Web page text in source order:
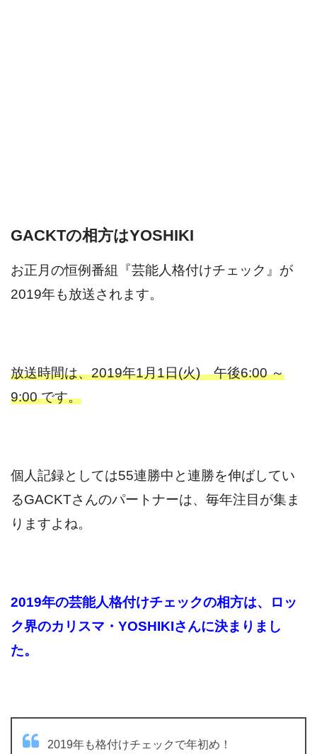
GACKTの相方はYOSHIKI
お正月の恒例番組『芸能人格付けチェック』が
2019年も放送されます。
放送時間は、2019年1月1日(火) 午後6:00 ～
9:00 です。
個人記録としては55連勝中と連勝を伸ばしてい
るGACKTさんのパートナーは、毎年注目が集ま
りますよね。
2019年の芸能人格付けチェックの相方は、ロッ
ク界のカリスマ・YOSHIKIさんに決まりまし
た。
2019年も格付けチェックで年初め！